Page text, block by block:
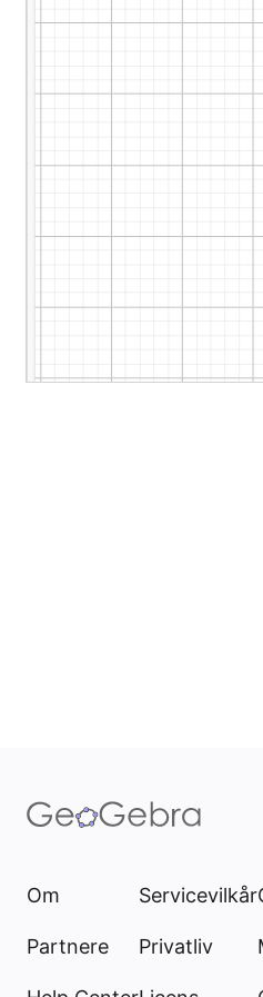
Om
Partnere
Servicevilkår
Privatliv